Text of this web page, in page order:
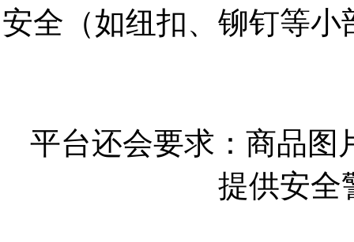
安全（如纽扣、铆钉等
平台还会要求：商品图
提供安全